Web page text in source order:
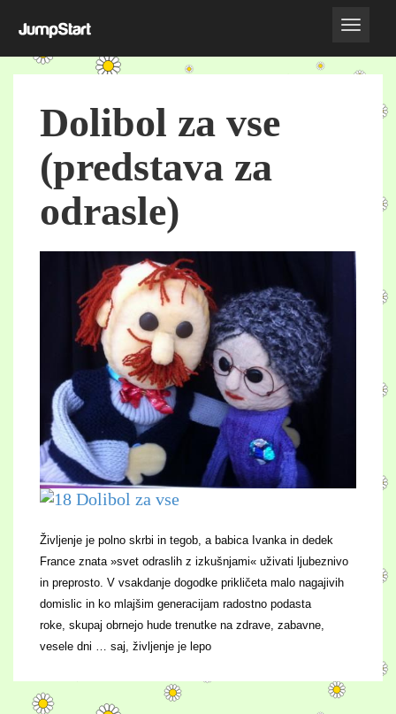
Dolibol za vse
(predstava za
odrasle)
Življenje je polno skrbi in tegob, a babica Ivanka in dedek
France znata »svet odraslih z izkušnjami« uživati ljubeznivo
in preprosto. V vsakdanje dogodke prikličeta malo nagajivih
domislic in ko mlajšim generacijam radostno podasta
roke, skupaj obrnejo hude trenutke na zdrave, zabavne,
vesele dni … saj, življenje je lepo